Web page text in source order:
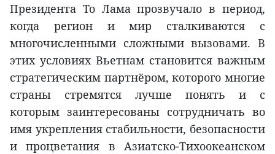
Президента То Лама прозвучало в период,
когда регион и мир сталкиваются с
многочисленными сложными вызовами. В
этих условиях Вьетнам становится важным
стратегическим партнёром, которого многие
страны стремятся лучше понять и с
которым заинтересованы сотрудничать во
имя укрепления стабильности, безопасности
и процветания в Азиатско-Тихоокеанском